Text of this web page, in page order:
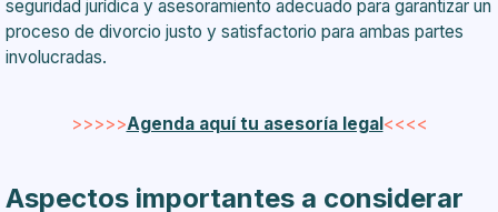
seguridad jurídica y asesoramiento adecuado para garantizar un
proceso de divorcio justo y satisfactorio para ambas partes
involucradas.
>>>>>Agenda aquí tu asesoría legal <<<<
Aspectos importantes a considerar